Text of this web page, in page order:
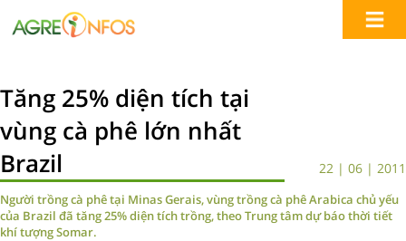
Tăng 25% diện tích tại
vùng cà phê lớn nhất
Brazil
22 | 06 | 2011
Người trồng cà phê tại Minas Gerais, vùng trồng cà phê Arabica chủ yếu
của Brazil đã tăng 25% diện tích trồng, theo Trung tâm dự báo thời tiết
khí tượng Somar.